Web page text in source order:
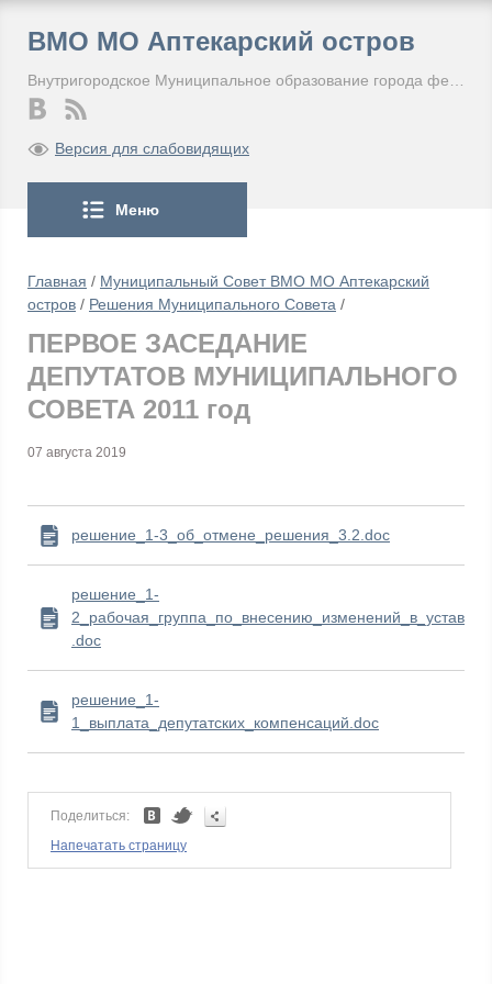
ВМО МО Аптекарский остров
Версия для слабовидящих
Меню
Главная / Муниципальный Совет ВМО МО Аптекарский
остров / Решения Муниципального Совета /
ПЕРВОЕ ЗАСЕДАНИЕ
ДЕПУТАТОВ МУНИЦИПАЛЬНОГО
СОВЕТА 2011 год
07 августа 2019
решение_1-3_об_отмене_решения_3.2.doc
решение_1-
2_рабочая_группа_по_внесению_изменений_в_устав
.doc
решение_1-
1_выплата_депутатских_компенсаций.doc
Поделиться:
Напечатать страницу